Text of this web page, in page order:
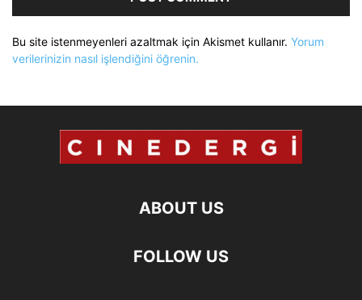
Bu site istenmeyenleri azaltmak için Akismet kullanır. Yorum
verilerinizin nasıl işlendiğini öğrenin.
ABOUT US
FOLLOW US